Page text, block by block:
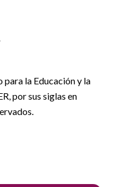
la Educación y la
por sus siglas en